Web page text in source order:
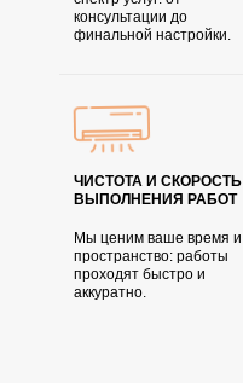
ЧИСТОТА И СКОРОСТЬ
ВЫПОЛНЕНИЯ РАБОТ
консультации до
финальной настройки.
Мы ценим ваше время и
пространство: работы
проходят быстро и
аккуратно.